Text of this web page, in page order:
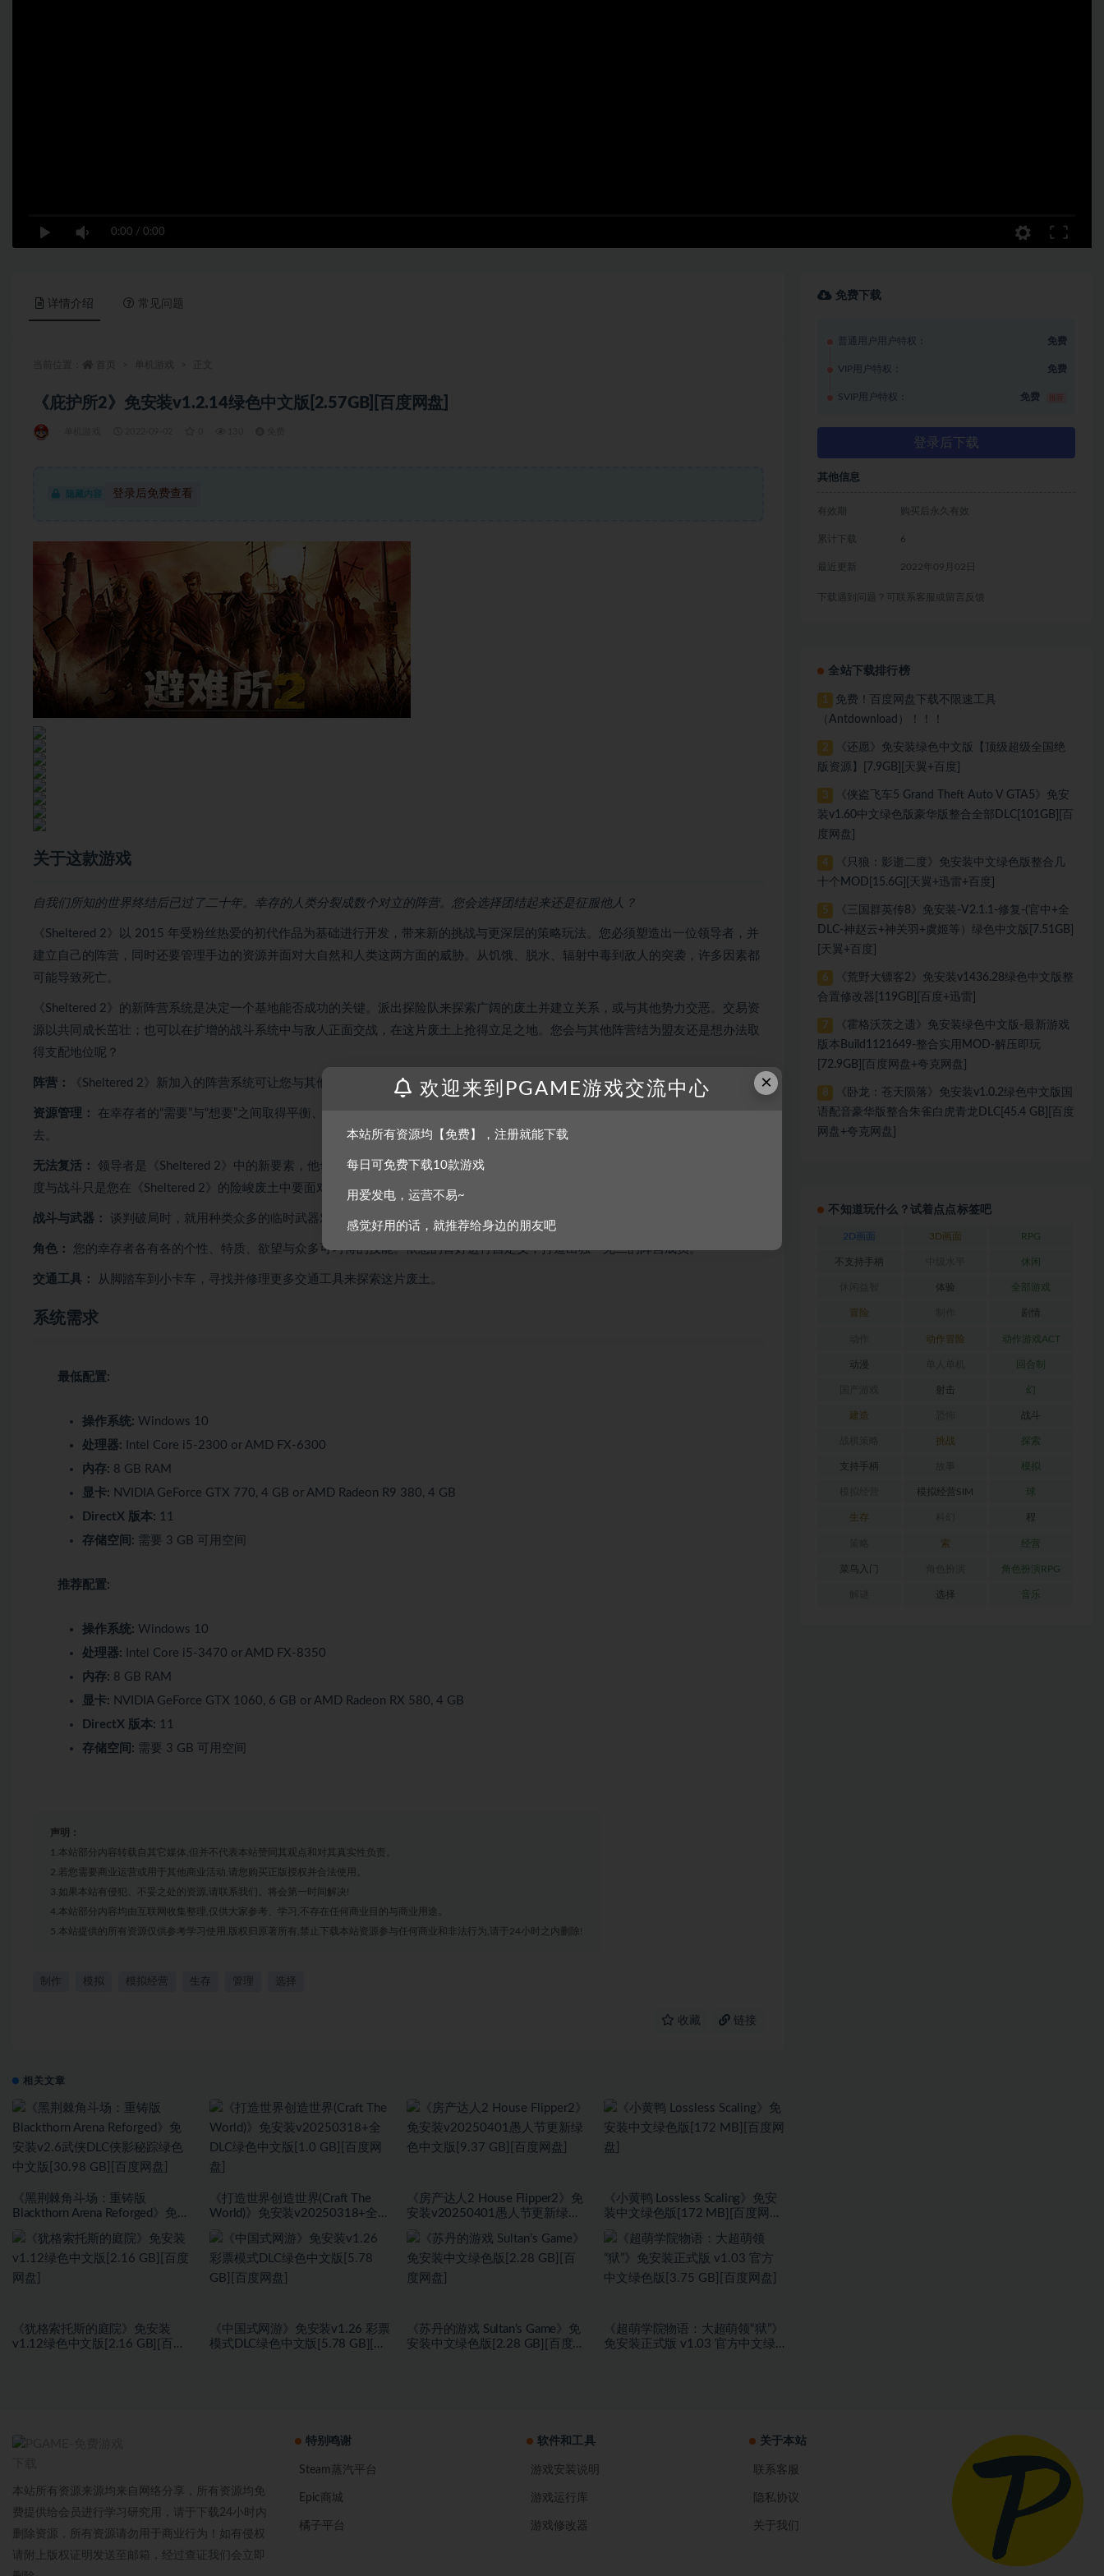
0:00 / 0:00
详情介绍 常见问题
《庇护所2》免安装v1.2.14绿色中文版[2.57GB][百度网盘]
隐藏内容 登录后免费查看
关于这款游戏
自我们所知的世界终结后已过了二十年。幸存的人类分裂成数个对立的阵营。您会选择团结起来还是征服他人？
《Sheltered 2》以 2015 年受粉丝热爱的初代作品为基础进行开发，带来新的挑战与更深层的策略玩法。您必须塑造出一位领导者，并
建立自己的阵营，同时还要管理手边的资源并面对大自然和人类这两方面的威胁。从饥饿、脱水、辐射中毒到敌人的突袭，许多因素都
可能导致死亡。
《Sheltered 2》的新阵营系统是决定一个基地能否成功的关键。派出探险队来探索广阔的废土并建立关系，或与其他势力交恶。交易资
源以共同成长茁壮；也可以在扩增的战斗系统中与敌人正面交战，在这片废土上抢得立足之地。您会与其他阵营结为盟友还是想办法取
得支配地位呢？
阵营： 《Sheltered 2》新加入的阵营系统可让您与其他群体创建关系，使基地获得资源与支持。您也可以拿起武器，用老方式解决。
资源管理：
在幸存者的“需要”与“想要”之间取得平衡、管理稀缺的资源、动手制作必需品，并维护庇护所的装备来让您所属的群体活下
去。
无法复活：
领导者是《Sheltered 2》中的新要素，他也是庇护所最重要的成员。如果领导者死亡，游戏就会结束。饥饿、窒息、极端温
度与战斗只是您在《Sheltered 2》的险峻废土中要面对的几个挑战。由于没办法重生，每个决定都有可能导向灾难性的后果。
战斗与武器： 谈判破局时，就用种类众多的临时武器对抗敌对的外来者。在回合制战斗中誓死奋战，以赢得存活所需的重要资源。
角色： 您的幸存者各有各的个性、特质、欲望与众多可习得的技能。依您的喜好进行自定义，打造出独一无二的阵营成员。
交通工具： 从脚踏车到小卡车，寻找并修理更多交通工具来探索这片废土。
系统需求
最低配置:
操作系统: Windows 10
处理器: Intel Core i5-2300 or AMD FX-6300
内存: 8 GB RAM
显卡: NVIDIA GeForce GTX 770, 4 GB or AMD Radeon R9 380, 4 GB
DirectX 版本: 11
存储空间: 需要 3 GB 可用空间
推荐配置:
操作系统: Windows 10
处理器: Intel Core i5-3470 or AMD FX-8350
内存: 8 GB RAM
显卡: NVIDIA GeForce GTX 1060, 6 GB or AMD Radeon RX 580, 4 GB
DirectX 版本: 11
存储空间: 需要 3 GB 可用空间
声明：
1.本站部分内容转载自其它媒体,但并不代表本站赞同其观点和对其真实性负责。
2.若您需要商业运营或用于其他商业活动,请您购买正版授权并合法使用。
3.如果本站有侵犯、不妥之处的资源,请联系我们。将会第一时间解决!
4.本站部分内容均由互联网收集整理,仅供大家参考、学习,不存在任何商业目的与商业用途。
5.本站提供的所有资源仅供参考学习使用,版权归原著所有,禁止下载本站资源参与任何商业和非法行为,请于24小时之内删除!
制作 模拟 模拟经营 生存 管理 选择
收藏 链接
相关文章
《黑荆棘角斗场：重铸版
Blackthorn Arena Reforged》免安
版[30.98 GB][百度网盘]
《打造世界创造世界(Craft The
World)》免安装v20250318+全
盘]
《房产达人2 House Flipper2》免
安装v20250401愚人节更新绿色
《小黄鸭 Lossless Scaling》免安
装中文绿色版[172 MB][百度网
《犹格索托斯的庭院》免安装
v1.12绿色中文版[2.16 GB][百度
《中国式网游》免安装v1.26 彩票
模式DLC绿色中文版[5.78 GB][百
《苏丹的游戏 Sultan’s Game》免
安装中文绿色版[2.28 GB][百度网
《超萌学院物语：大超萌领“狱”》
免安装正式版 v1.03 官方中文绿
免费下载
普通用户用户特权： 免费
VIP用户特权： 免费
SVIP用户特权： 免费
登录后下载
其他信息
有效期 购买后永久有效
累计下载 6
最近更新 2022年09月02日
下载遇到问题？可联系客服或留言反馈
全站下载排行榜
1
免费！百度网盘下载不限速工具
（Antdownload）！！！
2
《还愿》免安装绿色中文版【顶级超级全国绝
版资源】[7.9GB][天翼+百度]
3
《侠盗飞车5 Grand Theft Auto V GTA5》免安
装v1.60中文绿色版豪华版整合全部DLC[101GB][百
度网盘]
4
《只狼：影逝二度》免安装中文绿色版整合几
十个MOD[15.6G][天翼+迅雷+百度]
5
《三国群英传8》免安装-V2.1.1-修复-(官中+全
DLC-神赵云+神关羽+虞姬等）绿色中文版[7.51GB]
[天翼+百度]
6
《荒野大镖客2》免安装v1436.28绿色中文版整
合置修改器[119GB][百度+迅雷]
7
《霍格沃茨之遗》免安装绿色中文版-最新游戏
版本Build1121649-整合实用MOD-解压即玩
[72.9GB][百度网盘+夸克网盘]
8
《卧龙：苍天陨落》免安装v1.0.2绿色中文版国
语配音豪华版整合朱雀白虎青龙DLC[45.4 GB][百度
网盘+夸克网盘]
不知道玩什么？试着点点标签吧
2D画面 3D画面 RPG
不支持手柄 休闲
体验 全部游戏
冒险 剧情
动作冒险 动作游戏ACT
动漫 回合制
射击 幻
建造 战斗
挑战 探索
支持手柄 模拟
模拟经营SIM 球
生存 程
索 经营
菜鸟入门 角色扮演RPG
选择 音乐
本站所有资源来源均来自网络分享，所有资源均免
费提供给会员进行学习研究用，请于下载24小时内
删除资源，所有资源请勿用于商业行为！如有侵权
请附上版权证明发送至邮箱，经过查证我们会立即
特别鸣谢
Steam蒸汽平台
Epic商城
橘子平台
软件和工具
游戏安装说明
游戏运行库
游戏修改器
关于本站
联系客服
隐私协议
关于我们
×
欢迎来到PGAME游戏交流中心
本站所有资源均【免费】，注册就能下载
每日可免费下载10款游戏
用爱发电，运营不易~
感觉好用的话，就推荐给身边的朋友吧